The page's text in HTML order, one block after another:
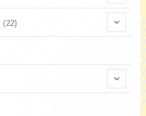
(18)
(22)